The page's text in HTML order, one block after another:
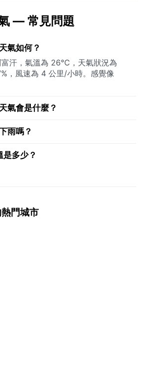
— 常見問題
氣如何？
汗，氣溫為 26°C，天氣狀況為
，風速為 4 公里/小時。感覺像
氣會是什麼？
雨嗎？
多少？
門城市